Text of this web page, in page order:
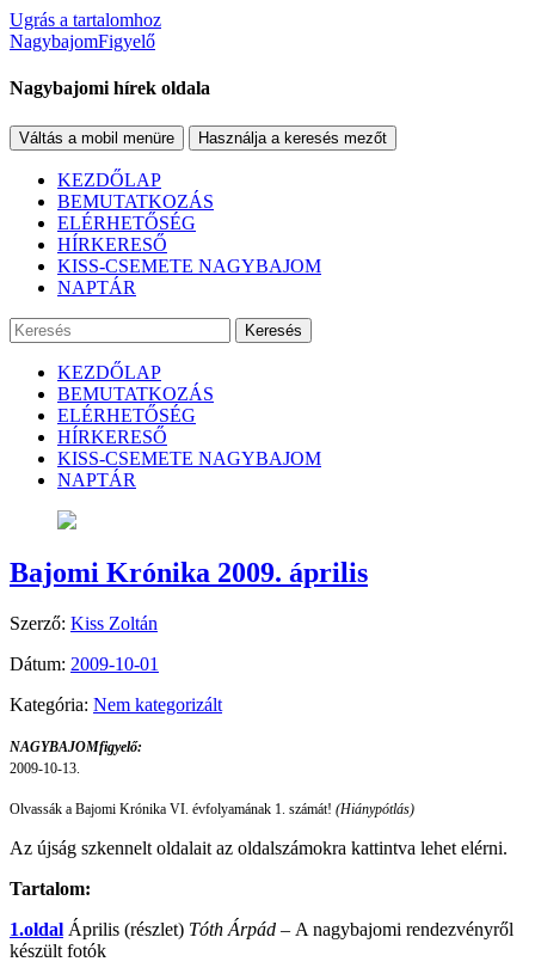
Ugrás a tartalomhoz
NagybajomFigyelő
Nagybajomi hírek oldala
Váltás a mobil menüre Használja a keresés mezőt
KEZDŐLAP
BEMUTATKOZÁS
ELÉRHETŐSÉG
HÍRKERESŐ
KISS-CSEMETE NAGYBAJOM
NAPTÁR
Keresés
KEZDŐLAP
BEMUTATKOZÁS
ELÉRHETŐSÉG
HÍRKERESŐ
KISS-CSEMETE NAGYBAJOM
NAPTÁR
Bajomi Krónika 2009. április
Szerző: Kiss Zoltán
Dátum: 2009-10-01
Kategória: Nem kategorizált
NAGYBAJOMfigyelő:
2009-10-13.
Olvassák a Bajomi Krónika VI. évfolyamának 1. számát! (Hiánypótlás)
Az újság szkennelt oldalait az oldalszámokra kattintva lehet elérni.
Tartalom:
1.oldal Április (részlet) Tóth Árpád – A nagybajomi rendezvényről
készült fotók